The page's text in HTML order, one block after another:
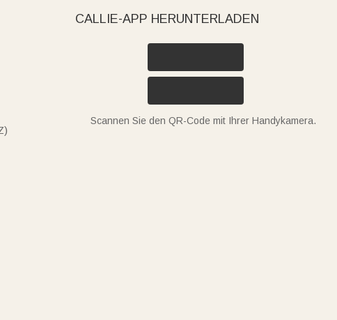
CALLIE-APP HERUNTERLADEN
Scannen Sie den QR-Code mit Ihrer Handykamera.